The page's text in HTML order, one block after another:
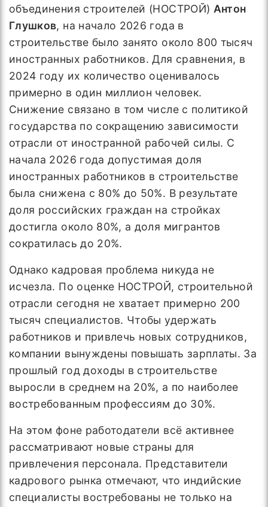
объединения строителей (НОСТРОЙ) Антон
Глушков, на начало 2026 года в
строительстве было занято около 800 тысяч
иностранных работников. Для сравнения, в
2024 году их количество оценивалось
примерно в один миллион человек.
Снижение связано в том числе с политикой
государства по сокращению зависимости
отрасли от иностранной рабочей силы. С
начала 2026 года допустимая доля
иностранных работников в строительстве
была снижена с 80% до 50%. В результате
доля российских граждан на стройках
достигла около 80%, а доля мигрантов
сократилась до 20%.
Однако кадровая проблема никуда не
исчезла. По оценке НОСТРОЙ, строительной
отрасли сегодня не хватает примерно 200
тысяч специалистов. Чтобы удержать
работников и привлечь новых сотрудников,
компании вынуждены повышать зарплаты. За
прошлый год доходы в строительстве
выросли в среднем на 20%, а по наиболее
востребованным профессиям до 30%.
На этом фоне работодатели всё активнее
рассматривают новые страны для
привлечения персонала. Представители
кадрового рынка отмечают, что индийские
специалисты востребованы не только на